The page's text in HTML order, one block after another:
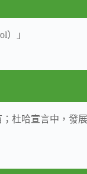
）」
；杜哈宣言中，